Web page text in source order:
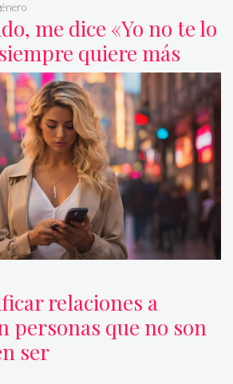
me dice «Yo no te lo
quiere más
relaciones a
personas que no son
ser